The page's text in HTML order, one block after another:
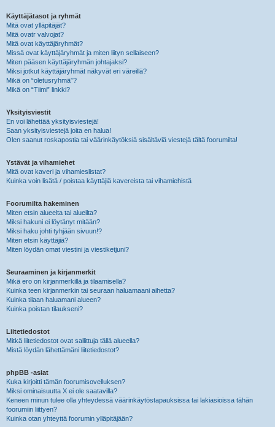
Käyttäjätasot ja ryhmät
Mitä ovat ylläpitäjät?
Mitä ovatr valvojat?
Mitä ovat käyttäjäryhmät?
Missä ovat käyttäjäryhmät ja miten liityn sellaiseen?
Miten pääsen käyttäjäryhmän johtajaksi?
Miksi jotkut käyttäjäryhmät näkyvät eri väreillä?
Mikä on “oletusryhmä”?
Mikä on “Tiimi” linkki?
Yksityisviestit
En voi lähettää yksityisviestejä!
Saan yksityisviestejä joita en halua!
Olen saanut roskapostia tai väärinkäytöksiä sisältäviä viestejä tältä foorumilta!
Ystävät ja vihamiehet
Mitä ovat kaveri ja vihamieslistat?
Kuinka voin lisätä / poistaa käyttäjiä kavereista tai vihamiehistä
Foorumilta hakeminen
Miten etsin alueelta tai alueilta?
Miksi hakuni ei löytänyt mitään?
Miksi haku johti tyhjään sivuun!?
Miten etsin käyttäjiä?
Miten löydän omat viestini ja viestiketjuni?
Seuraaminen ja kirjanmerkit
Mikä ero on kirjanmerkillä ja tilaamisella?
Kuinka teen kirjanmerkin tai seuraan haluamaani aihetta?
Kuinka tilaan haluamani alueen?
Kuinka poistan tilaukseni?
Liitetiedostot
Mitkä liitetiedostot ovat sallittuja tällä alueella?
Mistä löydän lähettämäni liitetiedostot?
phpBB -asiat
Kuka kirjoitti tämän foorumisovelluksen?
Miksi ominaisuutta X ei ole saatavilla?
Keneen minun tulee olla yhteydessä väärinkäytöstapauksissa tai lakiasioissa tähän
foorumiin liittyen?
Kuinka otan yhteyttä foorumin ylläpitäjään?